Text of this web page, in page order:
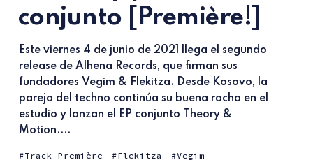
conjunto [Première!]
Este viernes 4 de junio de 2021 llega el segundo
release de Alhena Records, que firman sus
fundadores Vegim & Flekitza. Desde Kosovo, la
pareja del techno continúa su buena racha en el
estudio y lanzan el EP conjunto Theory &
Motion....
Track Première Flekitza
Vegim